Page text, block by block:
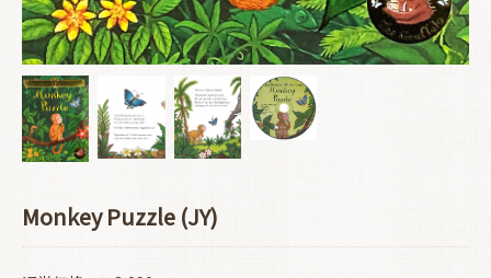
Monkey Puzzle (JY)